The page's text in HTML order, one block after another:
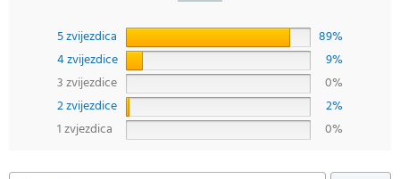
5 zvijezdica
89%
4 zvijezdice
9%
3 zvijezdice
0%
2 zvijezdice
2%
1 zvjezdica
0%